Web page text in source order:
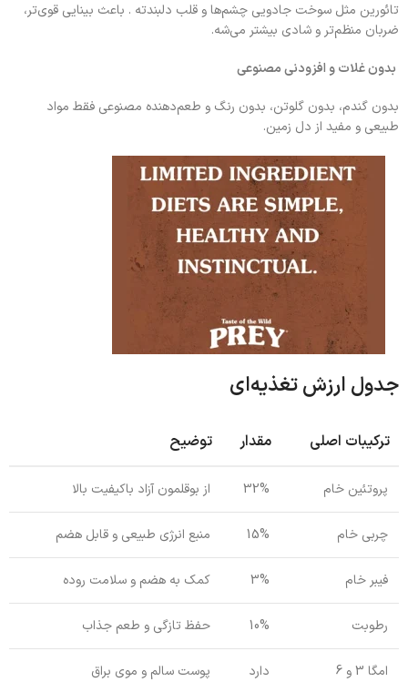
تائورین مثل سوخت جادویی چشم‌ها و قلب دلبندته . باعث بینایی قوی‌تر،
ضربان منظم‌تر و شادی بیشتر می‌شه.
بدون غلات و افزودنی مصنوعی
بدون گندم، بدون گلوتن، بدون رنگ و طعم‌دهنده مصنوعی فقط مواد
طبیعی و مفید از دل زمین.
جدول ارزش تغذیه‌ای
ترکیبات اصلی مقدار توضیح
پروتئین خام 32% از بوقلمون آزاد باکیفیت بالا
چربی خام 15% منبع انرژی طبیعی و قابل هضم
فیبر خام 3% کمک به هضم و سلامت روده
رطوبت 10% حفظ تازگی و طعم جذاب
امگا 3 و 6 دارد پوست سالم و موی براق